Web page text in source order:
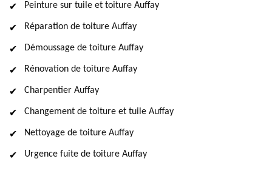
Peinture sur tuile et toiture Auffay
Réparation de toiture Auffay
Démoussage de toiture Auffay
Rénovation de toiture Auffay
Charpentier Auffay
Changement de toiture et tuile Auffay
Nettoyage de toiture Auffay
Urgence fuite de toiture Auffay